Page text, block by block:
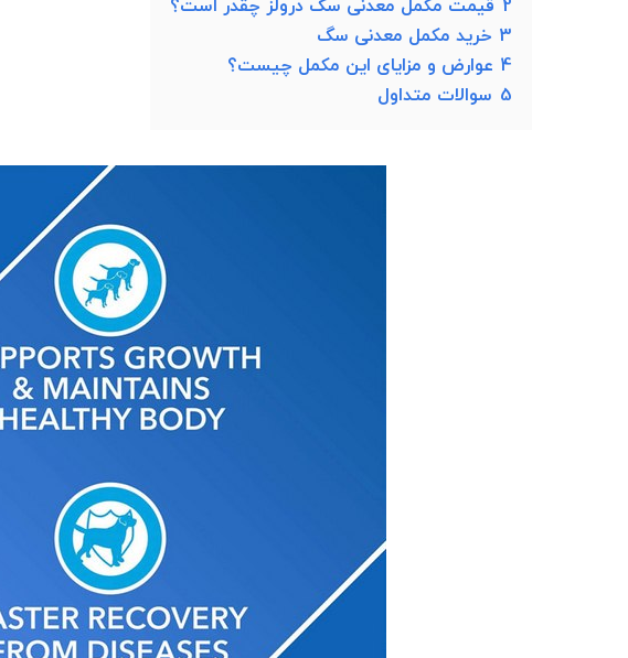
2 قیمت مکمل معدنی سگ درولز چقدر است؟
3 خرید مکمل معدنی سگ
4 عوارض و مزایای این مکمل چیست؟
5 سوالات متداول